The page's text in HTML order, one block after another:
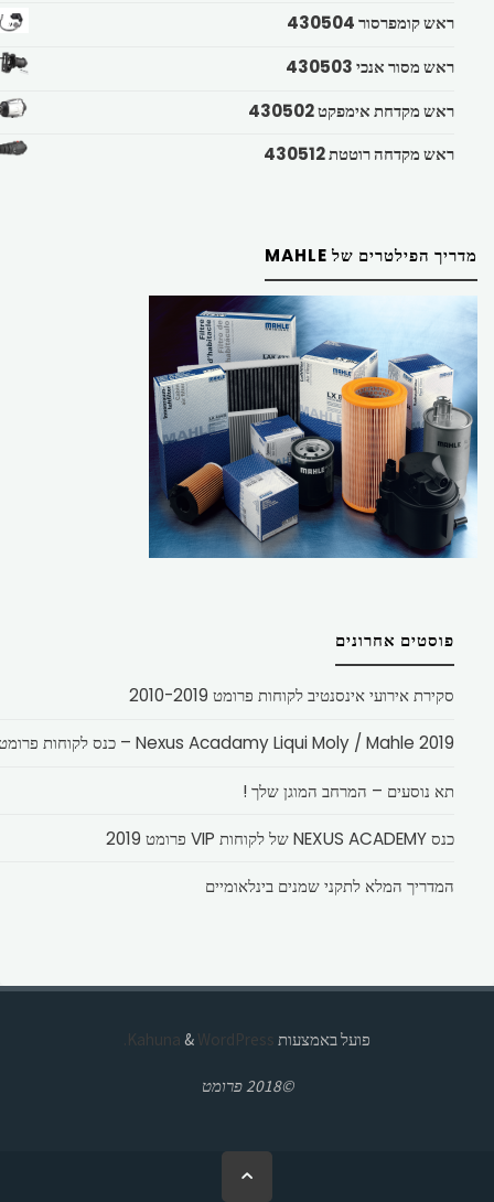
ראש קומפרסור 430504
ראש מסור אנכי 430503
ראש מקדחת אימפקט 430502
ראש מקדחה רוטטת 430512
מדריך הפילטרים של MAHLE
פוסטים אחרונים
סקירת אירועי אינסנטיב לקוחות פרומט 2010-2019
Nexus Acadamy Liqui Moly / Mahle 2019 – כנס לקוחות פרומט
תא נוסעים – המרחב המוגן שלך !
כנס NEXUS ACADEMY של לקוחות VIP פרומט 2019
המדריך המלא לתקני שמנים בינלאומיים
פועל באמצעות & WordPress.
©2018 פרומט
בחזרה